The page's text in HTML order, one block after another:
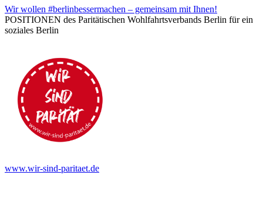
Wir wollen #berlinbessermachen – gemeinsam mit Ihnen!
POSITIONEN des Paritätischen Wohlfahrtsverbands Berlin für ein
soziales Berlin
www.wir-sind-paritaet.de